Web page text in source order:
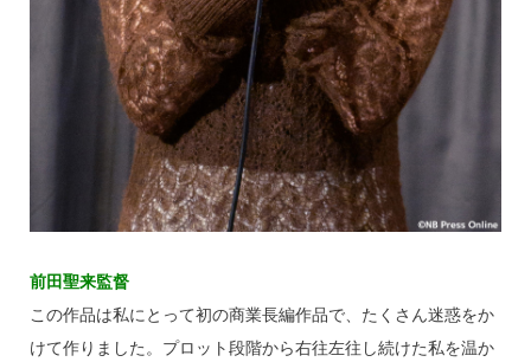
前田聖来監督
この作品は私にとって初の商業長編作品で、たくさん迷惑をか
けて作りました。プロット段階から右往左往し続けた私を温か